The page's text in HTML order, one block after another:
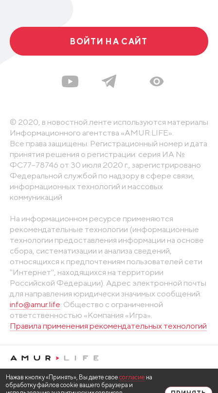
ВОЙТИ НА САЙТ
© 2020, в новостной ленте используются материалы
Информационного агентства «AMUR.LIFE».
Все права защищены. Регистрационный номер и дата
принятия решения о регистрации: серия ИА №
ФС77-78746 от 30 июля 2020 г., зарегистрировано
Федеральной службой по надзору в сфере связи,
информационных технологий и массовых
коммуникаций
На информационном ресурсе применяются
рекомендательные технологии (информационные
технологии предоставления информации на основе
сбора, систематизации и анализа сведений,
относящихся к предпочтениям пользователей сети
"Интернет", находящихся на территории
Российской Федерации). Адрес электронной почты
для направления юридически значимых сообщений:
info@amur.life . Общество с ограниченной
ответственностью «Компания «Игра».
Правила применения рекомендательных технологий
Нажав кнопку «Принять», Вы даете свое согласие на
обработку файлов cookie вашего браузера и